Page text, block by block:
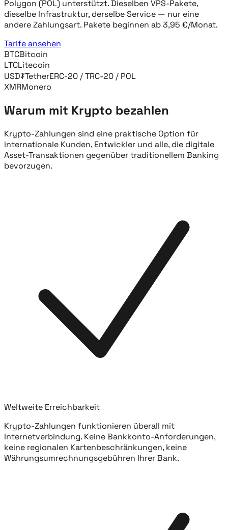
Polygon (POL) unterstützt. Dieselben VPS-Pakete,
dieselbe Infrastruktur, derselbe Service — nur eine
andere Zahlungsart. Pakete beginnen ab 3,95 €/Monat.
Tarife ansehen
BTCBitcoin
LTCLitecoin
USD₮TetherERC-20 / TRC-20 / POL
XMRMonero
Warum mit Krypto bezahlen
Krypto-Zahlungen sind eine praktische Option für
internationale Kunden, Entwickler und alle, die digitale
Asset-Transaktionen gegenüber traditionellem Banking
bevorzugen.
Weltweite Erreichbarkeit
Krypto-Zahlungen funktionieren überall mit
Internetverbindung. Keine Bankkonto-Anforderungen,
keine regionalen Kartenbeschränkungen, keine
Währungsumrechnungsgebühren Ihrer Bank.